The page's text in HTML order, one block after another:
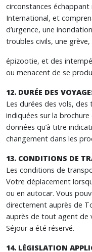
circonstances
International, et
d’urgence, une
troubles civils, une
épizootie, et des
ou menacent de se
12. DURÉE DES
Les durées des vols,
indiquées sur la
données qu’à titre
changement dans les
13. CONDITIONS DE
Les conditions de
Votre déplacement
ou en autocar. Vous
directement auprès de
auprès de tout agent de
Séjour a été réservé.
14. LÉGISLATION